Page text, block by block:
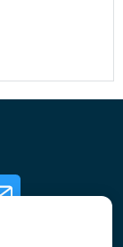
Newsletter